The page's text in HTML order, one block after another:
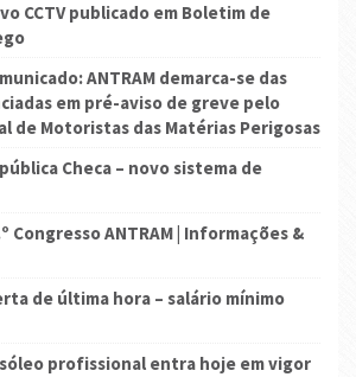
CCTV publicado em Boletim de
ANTRAM demarca-se das
em pré-aviso de greve pelo
de Motoristas das Matérias Perigosas
Checa – novo sistema de
Congresso ANTRAM | Informações &
de última hora – salário mínimo
profissional entra hoje em vigor